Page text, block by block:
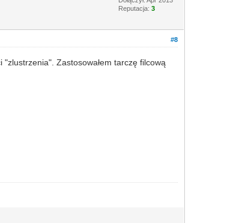
Reputacja:3
#8
Zastosowałem tarczę filcową